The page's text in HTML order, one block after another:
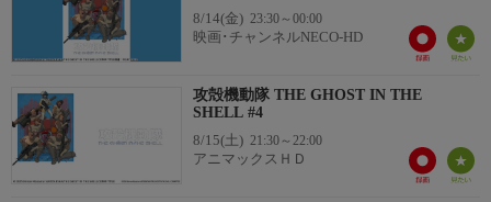
8/14(金) 23:30～00:00
映画･チャンネルNECO-HD
攻殻機動隊 THE GHOST IN THE
SHELL #4
8/15(土) 21:30～22:00
アニマックスＨＤ